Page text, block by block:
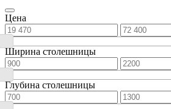
Цена
Ширина столешницы
Глубина столешницы